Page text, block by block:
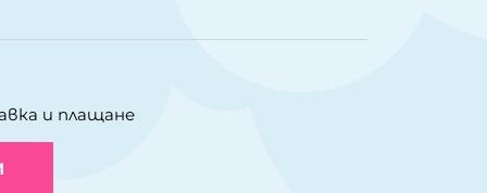
и плащане